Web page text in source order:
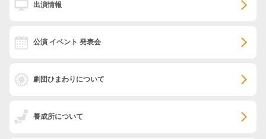
出演情報
公演 イベント 発表会
劇団ひまわりについて
養成所について